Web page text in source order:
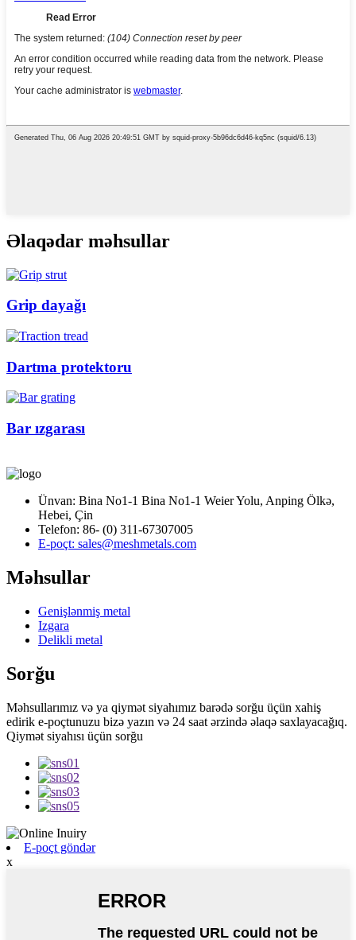
Əlaqədar məhsullar
Grip dayağı
Dartma protektoru
Bar ızgarası
Ünvan: Bina No1-1 Bina No1-1 Weier Yolu, Anping Ölkə,
Hebei, Çin
Telefon: 86- (0) 311-67307005
E-poçt: sales@meshmetals.com
Məhsullar
Genişlənmiş metal
Izgara
Delikli metal
Sorğu
Məhsullarımız və ya qiymət siyahımız barədə sorğu üçün xahiş
edirik e-poçtunuzu bizə yazın və 24 saat ərzində əlaqə saxlayacağıq.
Qiymət siyahısı üçün sorğu
E-poçt göndər
x